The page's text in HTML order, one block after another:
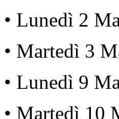
• Lunedì 2
• Martedì 3
• Lunedì 9
• Martedì 10